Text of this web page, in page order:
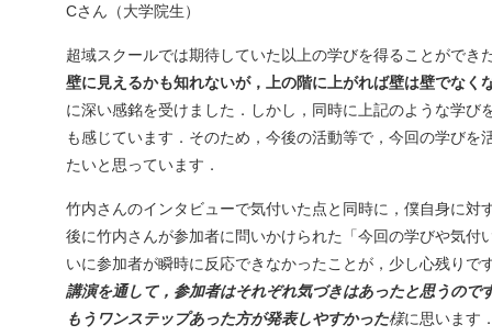
Cさん（大学院生）
超域スクールでは期待していた以上の学びを得ることができ
壁に見えるかも知れないが，上の階に上がれば壁は壁でなく
に深い感銘を受けました．しかし，同時に上記のような学び
も感じています．そのため，今後の活動等で，今回の学び
たいと思っています．
竹内さんのインタビューで気付いた点と同時に，僕自身に対
後に竹内さんが参加者に問いかけられた「今回の学びや気付
いに参加者が瞬時に反応できなかったことが，少し心残りで
講演を通して，参加者はそれぞれ気づきはあったと思うので
もうワンステップあった方が発表しやすかった様に思います